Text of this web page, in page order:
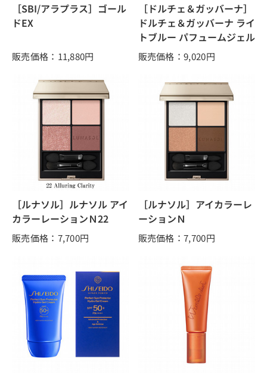
［SBI/アラプラス］ゴール
ドEX
販売価格：11,880円
［ドルチェ＆ガッバーナ］
ドルチェ＆ガッバーナ ライ
トブルー パフュームジェル
販売価格：9,020円
［ルナソル］ルナソル アイ
カラーレーションＮ22
販売価格：7,700円
［ルナソル］アイカラーレ
ーションＮ
販売価格：7,700円